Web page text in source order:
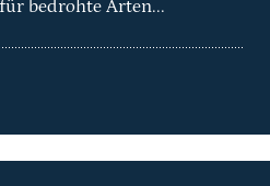
bedrohte Arten...